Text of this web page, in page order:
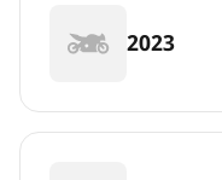
2023